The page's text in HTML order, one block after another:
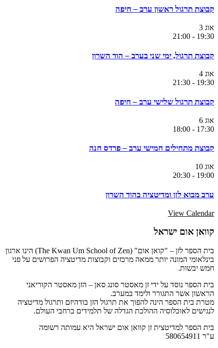
קבוצת תרגול ראשון ערב – חיפה
אוג 3
19:30
-
21:00
קבוצת תרגול, ימי שני בערב – הוד השרון
אוג 4
19:30
-
21:30
קבוצת תרגול שלישי ערב – חיפה
אוג 6
17:30
-
18:00
קבוצת מתחילים חמישי ערב – פרדס חנה
אוג 10
19:00
-
20:30
ערב מבוא לזן ומדיטציה בהוד השרון
View Calendar
קוואן אום ישראל
בית הספר לזן – "קואן אום" (The Kwan Um School of Zen) הינו ארגון
בינלאומי המונה יותר ממאה מרכזים וקבוצות מדיטציה הפרושים על פני
חמש יבשות.
בית הספר נוסד על ידי זן מאסטר סונג סאן – הזן מאסטר הקוריאני
הראשון אשר התגורר ולימד במערב.
מטרת בית הספר הינה להפוך את תרגול הזן בודהיזם ותרגול מדיטציה
לנגישים לאוכלוסיה ההולכת הגדלה של תלמידים ברחבי העולם.
בית הספר למדיטצית זן קוואן אום ישראל היא עמותה רשומה
ע"ר 580654911